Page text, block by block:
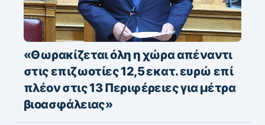
«Θωρακίζεται όλη η χώρα απέναντι
στις επιζωοτίες 12,5 εκατ. ευρώ επί
πλέον στις 13 Περιφέρειες για μέτρα
βιοασφάλειας»